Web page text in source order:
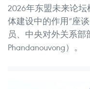
2026年东盟未来论
体建设中的作用”座
员、中央对外关系部
Phandanouvong）。